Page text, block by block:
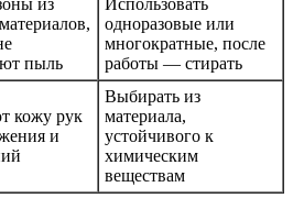
пыль
одноразовые или
многократные, после
работы — стирать
кожу рук
и
Выбирать из
материала,
устойчивого к
химическим
веществам